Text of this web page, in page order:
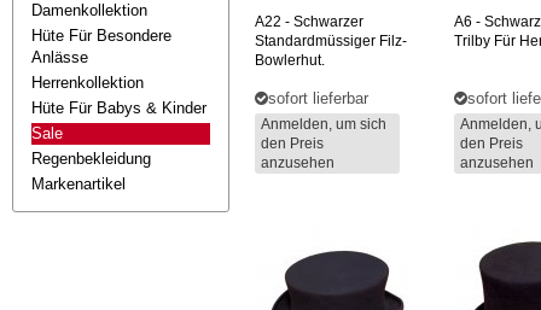
Damenkollektion
Hüte Für Besondere
Anlässe
Herrenkollektion
Hüte Für Babys & Kinder
Sale
Regenbekleidung
Markenartikel
A22 - Schwarzer
Standardmüssiger Filz-
Bowlerhut.
sofort lieferbar
Anmelden, um sich
den Preis
anzusehen
A6 -
Trilby Für
sofort
Anmelden,
den Preis
anzusehen